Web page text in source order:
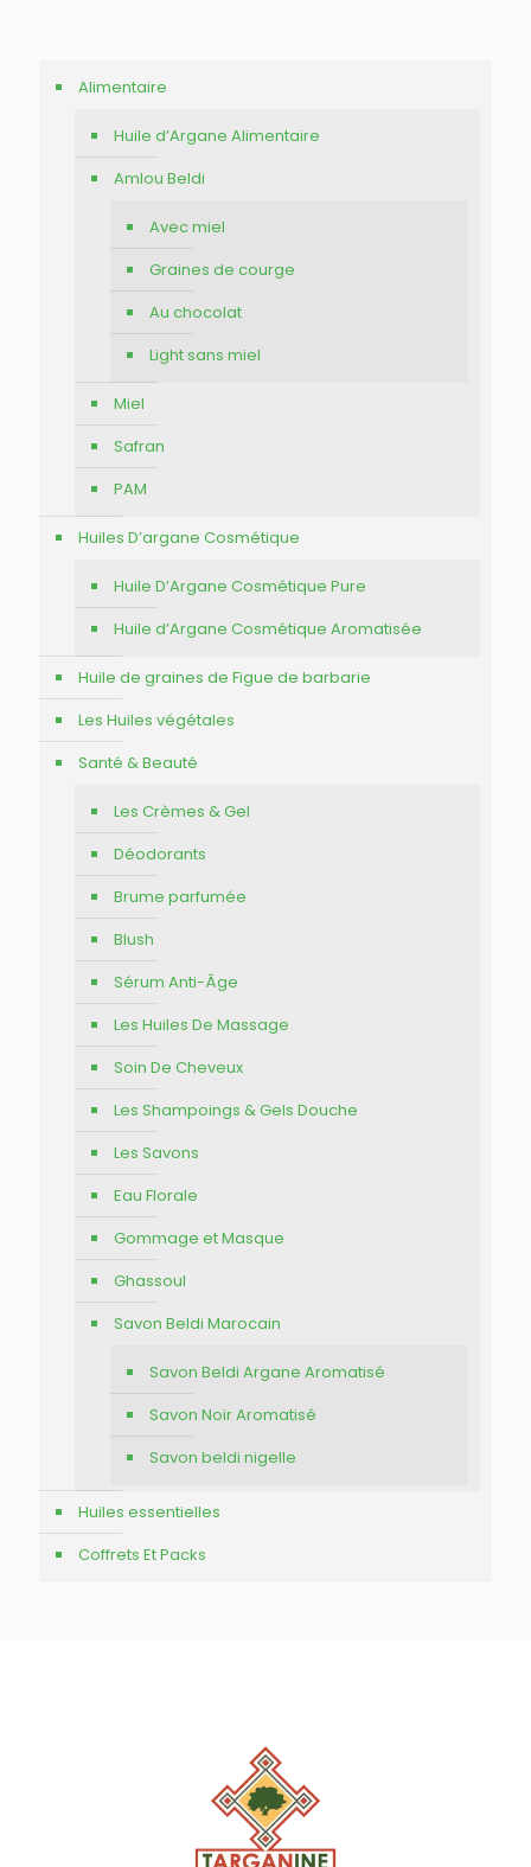
Alimentaire
Huile d’Argane Alimentaire
Amlou Beldi
Avec miel
Graines de courge
Au chocolat
Light sans miel
Miel
Safran
PAM
Huiles D’argane Cosmétique
Huile D’Argane Cosmétique Pure
Huile d’Argane Cosmétique Aromatisée
Huile de graines de Figue de barbarie
Les Huiles végétales
Santé & Beauté
Les Crèmes & Gel
Déodorants
Brume parfumée
Blush
Sérum Anti-Âge
Les Huiles De Massage
Soin De Cheveux
Les Shampoings & Gels Douche
Les Savons
Eau Florale
Gommage et Masque
Ghassoul
Savon Beldi Marocain
Savon Beldi Argane Aromatisé
Savon Noir Aromatisé
Savon beldi nigelle
Huiles essentielles
Coffrets Et Packs